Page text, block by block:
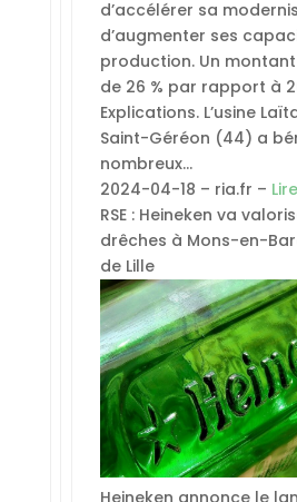
d’accélérer sa
d’augmenter ses
production. Un
de 26 % par rapport à
Explications. L’usine
Saint-Géréon (44) a
nombreux…
2024-04-18 – ria.fr –
RSE : Heineken va
drêches à Mons-en-
de Lille
Heineken annonce le